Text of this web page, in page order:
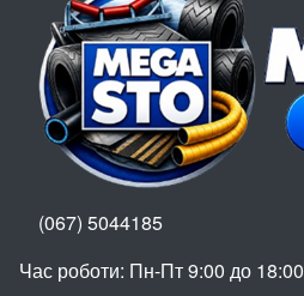
(067) 5044185
Час роботи: Пн-Пт 9:00 до 18:00